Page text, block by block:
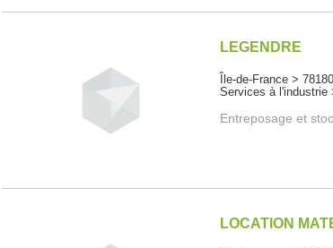
LEGENDRE
Île-de-France >
Services à l'industrie
Entreposage et
LOCATION